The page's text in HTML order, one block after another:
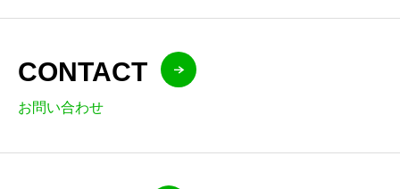
CONTACT
お問い合わせ